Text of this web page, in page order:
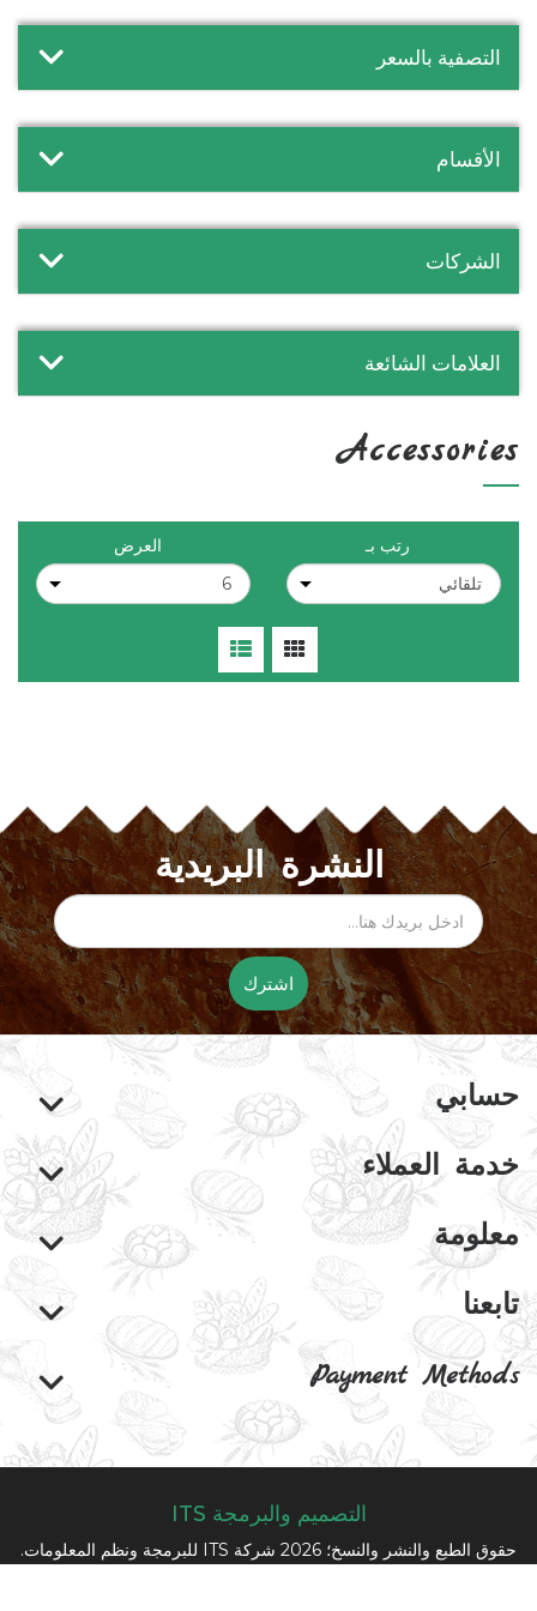
التصفية بالسعر
الأقسام
الشركات
العلامات الشائعة
Accessories
رتب بـ العرض
النشرة البريدية
اشترك
حسابي
خدمة العملاء
معلومة
تابعنا
Payment Methods
التصميم والبرمجة ITS
حقوق الطبع والنشر والنسخ؛ 2026 شركة ITS للبرمجة ونظم المعلومات.